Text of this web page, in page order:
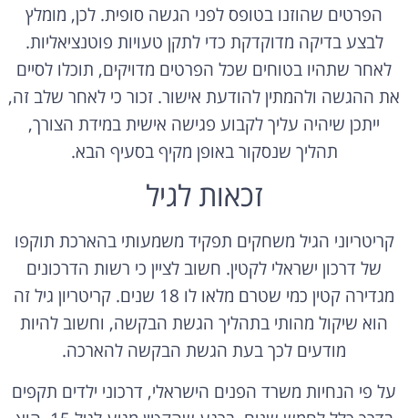
הפרטים שהוזנו בטופס לפני הגשה סופית. לכן, מומלץ
לבצע בדיקה מדוקדקת כדי לתקן טעויות פוטנציאליות.
לאחר שתהיו בטוחים שכל הפרטים מדויקים, תוכלו לסיים
את ההגשה ולהמתין להודעת אישור. זכור כי לאחר שלב זה,
ייתכן שיהיה עליך לקבוע פגישה אישית במידת הצורך,
תהליך שנסקור באופן מקיף בסעיף הבא.
זכאות לגיל
קריטריוני הגיל משחקים תפקיד משמעותי בהארכת תוקפו
של דרכון ישראלי לקטין. חשוב לציין כי רשות הדרכונים
מגדירה קטין כמי שטרם מלאו לו 18 שנים. קריטריון גיל זה
הוא שיקול מהותי בתהליך הגשת הבקשה, וחשוב להיות
מודעים לכך בעת הגשת הבקשה להארכה.
על פי הנחיות משרד הפנים הישראלי, דרכוני ילדים תקפים